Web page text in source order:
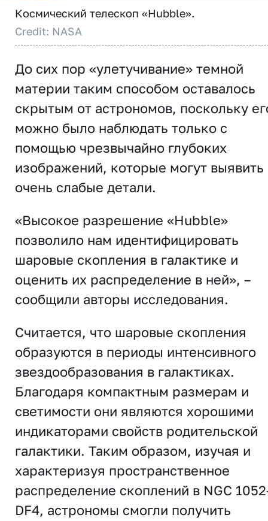
Космический телескоп «Hubble».
Credit: NASA
До сих пор «улетучивание» темной
материи таким способом оставалось
скрытым от астрономов, поскольку
можно было наблюдать только с
помощью чрезвычайно глубоких
изображений, которые могут выявить
очень слабые детали.
«Высокое разрешение «Hubble»
позволило нам идентифицировать
шаровые скопления в галактике и
оценить их распределение в ней», –
сообщили авторы исследования.
Считается, что шаровые скопления
образуются в периоды интенсивного
звездообразования в галактиках.
Благодаря компактным размерам и
светимости они являются хорошими
индикаторами свойств родительской
галактики. Таким образом, изучая и
характеризуя пространственное
распределение скоплений в NGC
DF4, астрономы смогли получить